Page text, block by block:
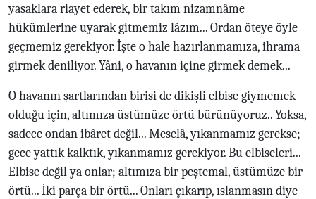
yasaklara riayet ederek, bir takım nizamnâme
hükümlerine uyarak gitmemiz lâzım... Ordan öteye öyle
geçmemiz gerekiyor. İşte o hale hazırlanmamıza, ihrama
girmek deniliyor. Yâni, o havanın içine girmek demek...
O havanın şartlarından birisi de dikişli elbise giymemek
olduğu için, altımıza üstümüze örtü bürünüyoruz.. Yoksa,
sadece ondan ibâret değil... Meselâ, yıkanmamız gerekse;
gece yattık kalktık, yıkanmamız gerekiyor. Bu elbiseleri...
Elbise değil ya onlar; altımıza bir peştemal, üstümüze bir
örtü... İki parça bir örtü... Onları çıkarıp, ıslanmasın diye